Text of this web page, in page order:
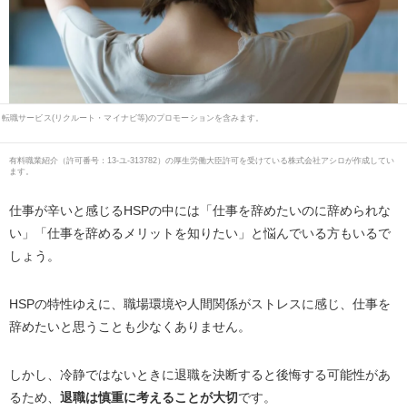
転職サービス(リクルート・マイナビ等)のプロモーションを含みます。
有料職業紹介（許可番号：13-ユ-313782）の厚生労働大臣許可を受けている株式会社アシロが作成してい
ます。
仕事が辛いと感じるHSPの中には「仕事を辞めたいのに辞められな
い」「仕事を辞めるメリットを知りたい」と悩んでいる方もいるで
しょう。
HSPの特性ゆえに、職場環境や人間関係がストレスに感じ、仕事を
辞めたいと思うことも少なくありません。
しかし、冷静ではないときに退職を決断すると後悔する可能性があ
るため、 退職は慎重に考えることが大切です。